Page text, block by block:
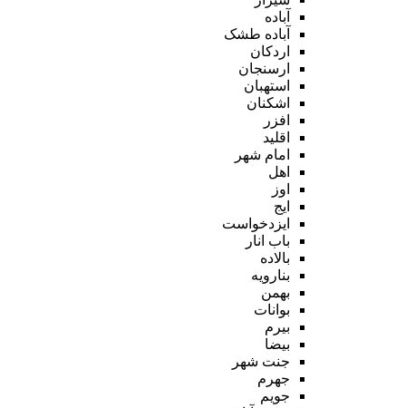
آباده
آباده طشک
اردکان
ارسنجان
استهبان
اشکنان
افزر
اقلید
امام شهر
اهل
اوز
ایج
ایزدخواست
باب انار
بالاده
بنارویه
بهمن
بوانات
بیرم
بیضا
جنت شهر
جهرم
جویم